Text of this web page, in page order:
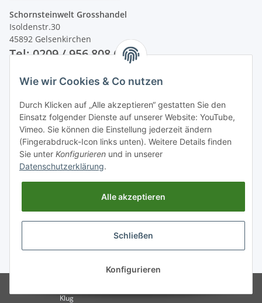
Schornsteinwelt Grosshandel
Isoldenstr.30
45892 Gelsenkirchen
Tel: 0209 / 956 808 60
Unsere Zahlungsarten
Klug
Wie wir Cookies & Co nutzen
Durch Klicken auf „Alle akzeptieren“ gestatten Sie den
Einsatz folgender Dienste auf unserer Website: YouTube,
Vimeo. Sie können die Einstellung jederzeit ändern
(Fingerabdruck-Icon links unten). Weitere Details finden
Sie unter Konfigurieren und in unserer
Datenschutzerklärung.
Alle akzeptieren
Schließen
Konfigurieren